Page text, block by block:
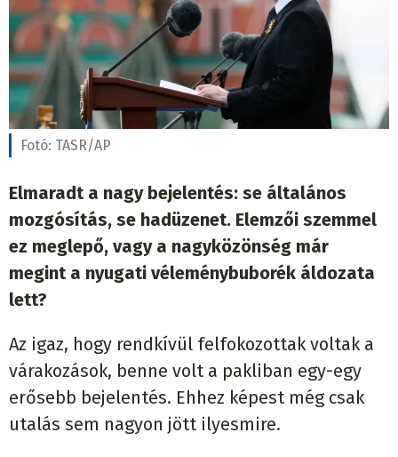
Fotó: TASR/AP
Elmaradt a nagy bejelentés: se általános
mozgósítás, se hadüzenet. Elemzői szemmel
ez meglepő, vagy a nagyközönség már
megint a nyugati véleménybuborék áldozata
lett?
Az igaz, hogy rendkívül felfokozottak voltak a
várakozások, benne volt a pakliban egy-egy
erősebb bejelentés. Ehhez képest még csak
utalás sem nagyon jött ilyesmire.